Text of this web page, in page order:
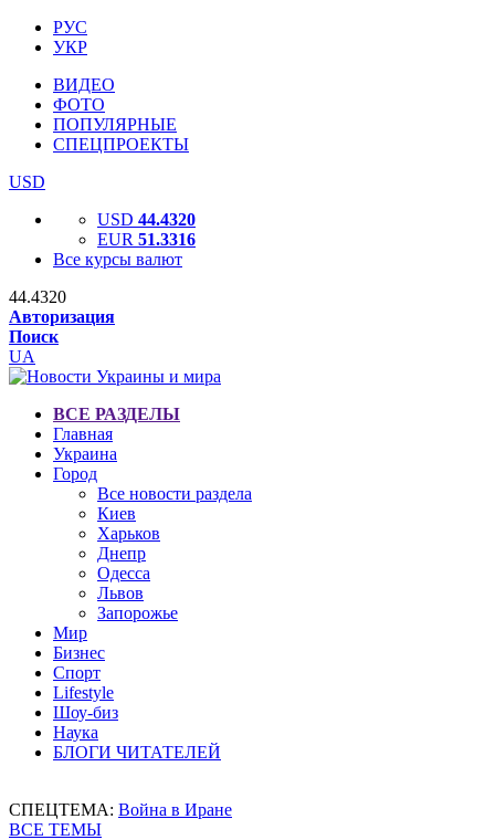
РУС
УКР
ВИДЕО
ФОТО
ПОПУЛЯРНЫЕ
СПЕЦПРОЕКТЫ
USD
USD 44.4320
EUR 51.3316
Все курсы валют
44.4320
Авторизация
Поиск
UA
ВСЕ РАЗДЕЛЫ
Главная
Украина
Город
Все новости раздела
Киев
Харьков
Днепр
Одесса
Львов
Запорожье
Мир
Бизнес
Спорт
Lifestyle
Шоу-биз
Наука
БЛОГИ ЧИТАТЕЛЕЙ
СПЕЦТЕМА: Война в Иране
ВСЕ ТЕМЫ